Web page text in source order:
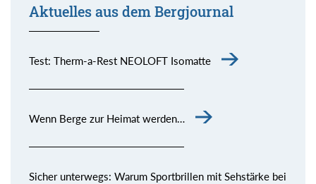
Aktuelles aus dem Bergjournal
Test: Therm-a-Rest NEOLOFT Isomatte
Wenn Berge zur Heimat werden…
Sicher unterwegs: Warum Sportbrillen mit Sehstärke bei